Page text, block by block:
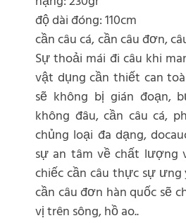
độ dài đóng: 110cm
cần câu cá, cần câu đơn,
Sự thoải mái đi câu khi
vật dụng cần thiết can
sẽ không bị gián đoạn,
không đâu, cần câu cá,
chủng loại đa dạng,
sự an tâm về chất lượng
chiếc cần câu thực sự
cần câu đơn hàn quốc sẽ
vị trên sông, hồ ao..